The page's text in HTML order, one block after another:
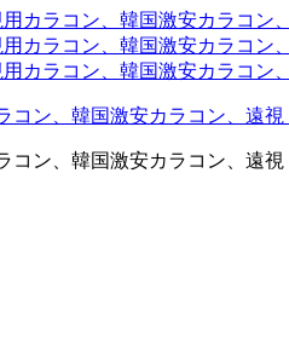
カラコン、韓国激安カラコ
カラコン、韓国激安カラコン
カラコン、韓国激安カラコ
ン、韓国激安カラコン、遠
ン、韓国激安カラコン、遠